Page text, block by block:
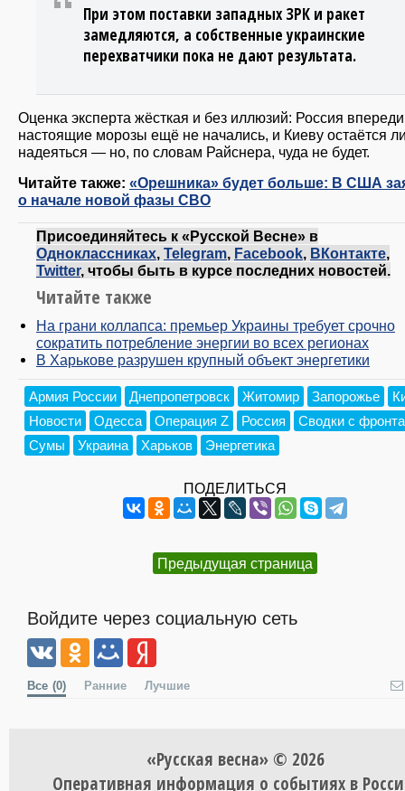
При этом поставки западных ЗРК и ракет
замедляются, а собственные украинские
перехватчики пока не дают результата.
Оценка эксперта жёсткая и без иллюзий: Россия
настоящие морозы ещё не начались, и Киеву остаётся
надеяться — но, по словам Райснера, чуда не будет.
Читайте также: «Орешника» будет больше: В США
о начале новой фазы СВО
Присоединяйтесь к «Русской Весне» в
Одноклассниках, Telegram, Facebook, ВКонтакте,
Twitter, чтобы быть в курсе последних новостей.
Читайте также
На грани коллапса: премьер Украины требует срочно
сократить потребление энергии во всех регионах
В Харькове разрушен крупный объект энергетики
Армия России Днепропетровск Житомир Запорожье
Новости
Одесса Операция Z Россия
Сводки с фронта
Сумы
Украина Харьков Энергетика
ПОДЕЛИТЬСЯ
Предыдущая страница
Войдите через социальную сеть
Все (0) Ранние Лучшие
«Русская весна» © 2026
Оперативная информация о событиях в